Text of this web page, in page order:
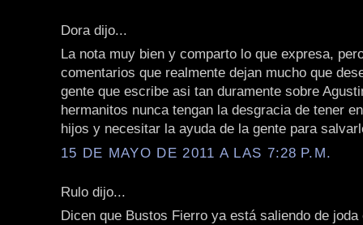
Dora dijo...
La nota muy bien y comparto lo que expresa,
comentarios que realmente dejan mucho que
gente que escribe asi tan duramente sobre
hermanitos nunca tengan la desgracia de tener
hijos y necesitar la ayuda de la gente para
15 DE MAYO DE 2011 A LAS 7:28 P.M.
Rulo dijo...
Dicen que Bustos Fierro ya está saliendo de joda